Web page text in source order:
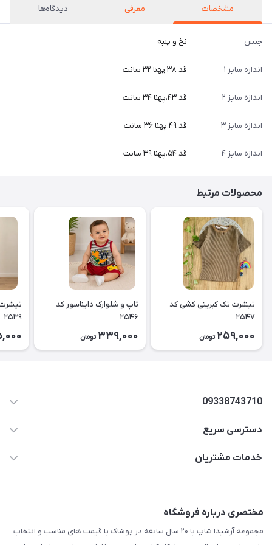
مشخصات معرفی دیدگاه‌ها
جنس نخ و پنبه
اندازه سایز ۱ قد ۳۸ پهنا ۳۲ سانت
اندازه سایز ۲ قد ۴۳،پهنا ۳۴ سانت
اندازه سایز ۳ قد ۴۹،پهنا ۳۶ سانت
اندازه سایز ۴ قد ۵۴،پهنا ۳۹ سانت
محصولات مرتبط
تیشرت تک کبریتی کشی کد
۲۵۴۷
259,000 تومان
تاپ و شلوارک دایناسور کد
۲۵۴۶
339,000 تومان
۲۵۳۹
09338743710
دسترسی سریع
حساب کاربری
لیست محصولات
درباره ما
تماس با ما
خدمات مشتریان
مختصری درباره فروشگاه
مجموعه آرشیدا شاپ با ۲۰ سال سابقه در پوشاک با قیمت های مناسب و انتخاب